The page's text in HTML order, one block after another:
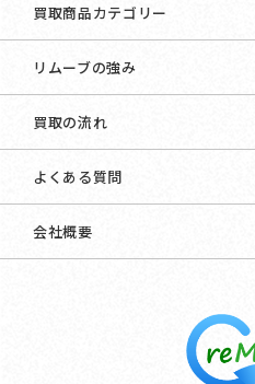
買取商品カテゴリー
リムーブの強み
買取の流れ
よくある質問
会社概要